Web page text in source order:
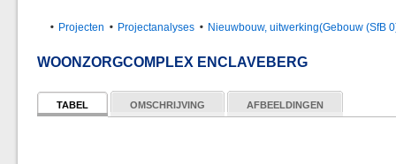
Projecten Projectanalyses Nieuwbouw, uitwerking(Gebouw (SfB
WOONZORGCOMPLEX ENCLAVEBERG
TABEL OMSCHRIJVING AFBEELDINGEN